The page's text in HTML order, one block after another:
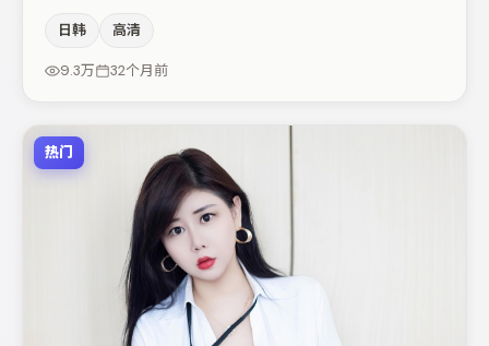
容包括宋佳、段奕宏、张译等，角色动机前后呼应，适合喜
欢抠台词与伏笔的观众。若你偏爱强类型与清晰主线，这部
作品值得关注。
日韩 高清
9.3万 32个月前
热门